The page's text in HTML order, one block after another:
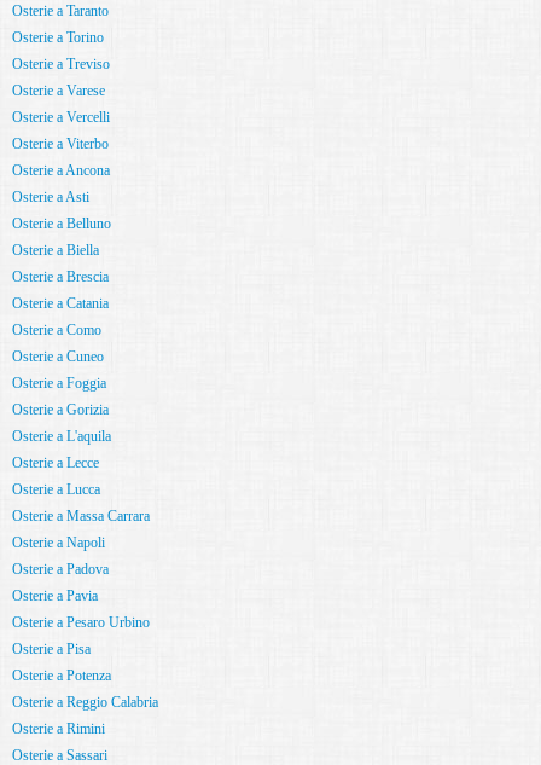
Osterie a Taranto
Osterie a Torino
Osterie a Treviso
Osterie a Varese
Osterie a Vercelli
Osterie a Viterbo
Osterie a Ancona
Osterie a Asti
Osterie a Belluno
Osterie a Biella
Osterie a Brescia
Osterie a Catania
Osterie a Como
Osterie a Cuneo
Osterie a Foggia
Osterie a Gorizia
Osterie a L'aquila
Osterie a Lecce
Osterie a Lucca
Osterie a Massa Carrara
Osterie a Napoli
Osterie a Padova
Osterie a Pavia
Osterie a Pesaro Urbino
Osterie a Pisa
Osterie a Potenza
Osterie a Reggio Calabria
Osterie a Rimini
Osterie a Sassari